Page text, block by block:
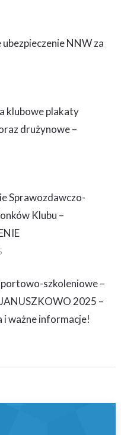
NNW za
klubowe plakaty
drużynowe –
Sprawozdawczo-
Klubu –
szkoleniowe –
2025 –
i ważne informacje!